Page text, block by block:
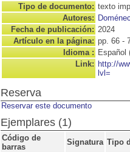
Tipo de documento: texto
Autores:
Fecha de publicación: 2024
Artículo en la página: pp. 66 -
Idioma : Español
Link: http://
lvl=
Reserva
Reservar este documento
Ejemplares (1)
Código de
barras
Signatura Tipo